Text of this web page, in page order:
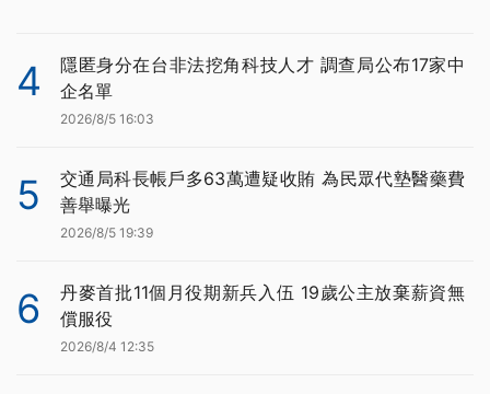
4
隱匿身分在台非法挖角科技人才 調查局公布17家中
企名單
2026/8/5 16:03
5
交通局科長帳戶多63萬遭疑收賄 為民眾代墊醫藥費
善舉曝光
2026/8/5 19:39
6
丹麥首批11個月役期新兵入伍 19歲公主放棄薪資無
償服役
2026/8/4 12:35